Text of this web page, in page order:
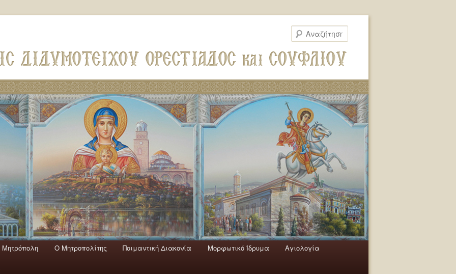
Mητρόπολη Ο Mητροπολίτης Ποιμαντική Διακονία Μορφωτικό Ίδρυμα Αγιολογία